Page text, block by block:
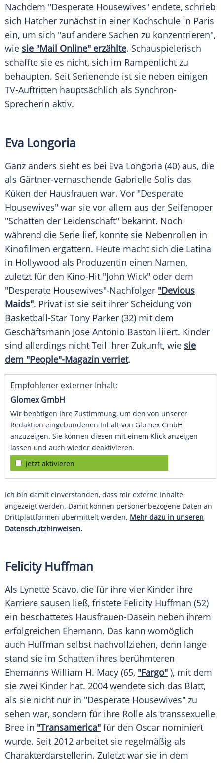
Nachdem "Desperate Housewives" endete, schrieb
sich Hatcher zunächst in einer Kochschule in Paris
ein, um sich "auf andere Sachen zu konzentrieren",
wie sie "Mail Online" erzählte. Schauspielerisch
schaffte sie es nicht, sich im Rampenlicht zu
behaupten. Seit Serienende ist sie neben einigen
TV-Auftritten hauptsächlich als Synchron-
Sprecherin aktiv.
Eva Longoria
Ganz anders sieht es bei Eva Longoria (40) aus, die
als Gärtner-vernaschende Gabrielle Solis das
Küken der Hausfrauen war. Vor "Desperate
Housewives" war sie vor allem aus der Seifenoper
"Schatten der Leidenschaft" bekannt. Noch
während die Serie lief, konnte sie Nebenrollen in
Kinofilmen ergattern. Heute macht sich die Latina
in Hollywood als Produzentin einen Namen,
zuletzt für den Kino-Hit "John Wick" oder dem
"Desperate Housewives"-Nachfolger "Devious
Maids". Privat ist sie seit ihrer Scheidung von
Basketball-Star Tony Parker (32) mit dem
Geschäftsmann Jose Antonio Baston liiert. Kinder
sind allerdings nicht Teil ihrer Zukunft, wie sie
dem "People"-Magazin verriet.
Empfohlener externer Inhalt:
Glomex GmbH
Wir benötigen Ihre Zustimmung, um den von unserer
Redaktion eingebundenen Inhalt von Glomex GmbH
anzuzeigen. Sie können diesen mit einem Klick anzeigen
lassen und auch wieder deaktivieren.
jetzt aktivieren
Ich bin damit einverstanden, dass mir externe Inhalte
angezeigt werden. Damit können personenbezogene Daten an
Drittplattformen übermittelt werden. Mehr dazu in unseren
Datenschutzhinweisen.
Felicity Huffman
Als Lynette Scavo, die für ihre vier Kinder ihre
Karriere sausen ließ, fristete Felicity Huffman (52)
ein beschattetes Hausfrauen-Dasein neben ihrem
erfolgreichen Ehemann. Das kann womöglich
auch Huffman selbst nachvollziehen, denn lange
stand sie im Schatten ihres berühmteren
Ehemanns William H. Macy (65, "Fargo" ), mit dem
sie zwei Kinder hat. 2004 wendete sich das Blatt,
als sie nicht nur in "Desperate Housewives" zu
sehen war, sondern für ihre Rolle als transsexuelle
Bree in "Transamerica" für den Oscar nominiert
wurde. Seit 2012 arbeitet sie regelmäßig als
Charakterdarstellerin. Zuletzt war sie in dem